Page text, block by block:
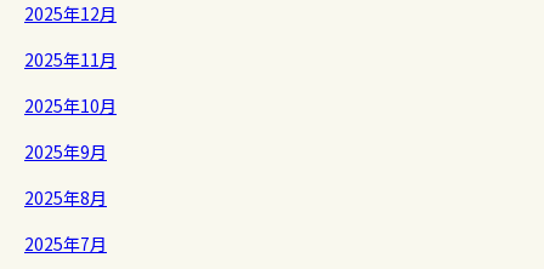
2025年12月
2025年11月
2025年10月
2025年9月
2025年8月
2025年7月